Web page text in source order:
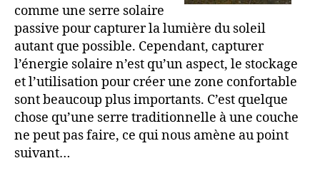
comme une serre solaire
passive pour capturer la lumière du soleil
autant que possible. Cependant, capturer
l’énergie solaire n’est qu’un aspect, le stockage
et l’utilisation pour créer une zone confortable
sont beaucoup plus importants. C’est quelque
chose qu’une serre traditionnelle à une couche
ne peut pas faire, ce qui nous amène au point
suivant…